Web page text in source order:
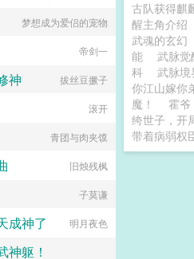
古队获得麒
醒主角介绍
武魂的玄幻
能
武脉觉
科
武脉
你江山嫁你
魔！
霍爷
绔世子，开
带着病弱权
伽蓝之梦
梦想成为爱侣的宠物
帝剑一
神 拔丝豆撅子
滚开
青团与肉夹馍
旧烛残枫
子莫谦
成神了 明月夜色
神躯！